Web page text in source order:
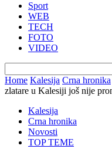
Sport
WEB
TECH
FOTO
VIDEO
Home Kalesija Crna hronika
zlatare u Kalesiji još nije
Kalesija
Crna hronika
Novosti
TOP TEME